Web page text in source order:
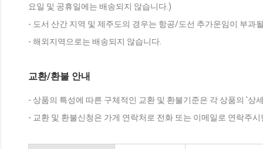
요일 및 공휴일에는 배송되지 않습니다.)
- 도서 산간 지역 및 제주도의 경우는 항공/도선 추가운임이 부과
- 해외지역으로는 배송되지 않습니다.
교환/환불 안내
- 상품의 특성에 따른 구체적인 교환 및 환불기준은 각 상품의 '상
- 교환 및 환불신청은 가게 연락처로 전화 또는 이메일로 연락주